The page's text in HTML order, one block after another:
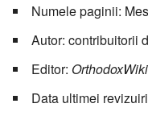
Numele paginii:
Autor: contribuitorii
Editor:
Data ultimei